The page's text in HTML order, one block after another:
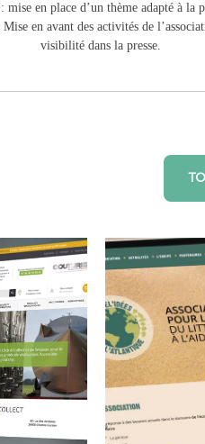
mise en place d’un thème adapté à la
Mise en avant des activités de
visibilité dans la presse.